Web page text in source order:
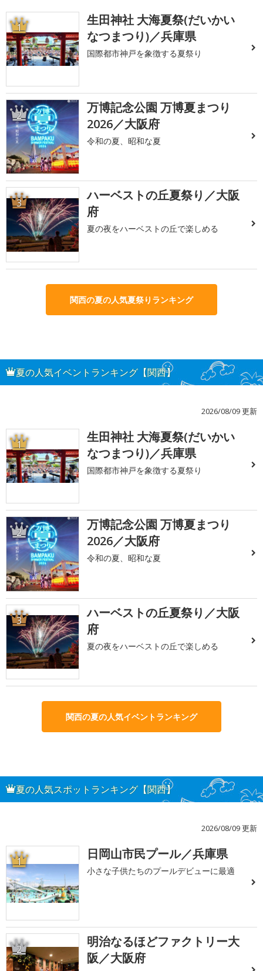
1
生田神社 大海夏祭(だいかい
なつまつり)／兵庫県
国際都市神戸を象徴する夏祭り
2
万博記念公園 万博夏まつり
2026／大阪府
令和の夏、昭和な夏
3
ハーベストの丘夏祭り／大阪
府
夏の夜をハーベストの丘で楽しめる
関西の夏の人気夏祭りランキング
夏の人気イベントランキング【関西】
2026/08/09 更新
1
生田神社 大海夏祭(だいかい
なつまつり)／兵庫県
国際都市神戸を象徴する夏祭り
2
万博記念公園 万博夏まつり
2026／大阪府
令和の夏、昭和な夏
3
ハーベストの丘夏祭り／大阪
府
夏の夜をハーベストの丘で楽しめる
関西の夏の人気イベントランキング
夏の人気スポットランキング【関西】
2026/08/09 更新
1 日岡山市民プール／兵庫県
小さな子供たちのプールデビューに最適
2
明治なるほどファクトリー大
阪／大阪府